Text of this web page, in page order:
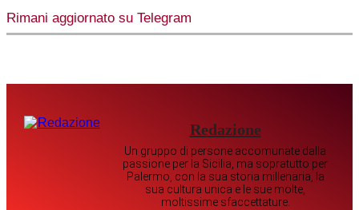
Rimani aggiornato su Telegram
Redazione
Un gruppo di persone accomunate dalla
passione per la Sicilia, ma sopratutto per
Palermo, con la sua storia millenaria, la
sua cultura unica e le sue molte,
moltissime sfaccettature.